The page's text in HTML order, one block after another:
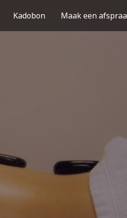
Kadobon Maak een